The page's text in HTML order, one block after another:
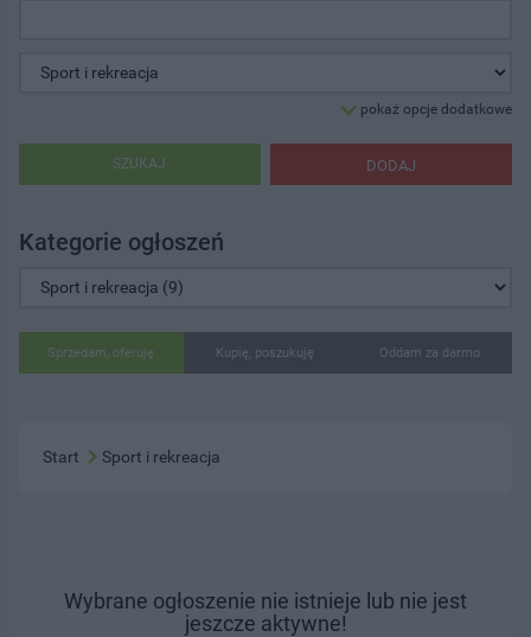
pokaż opcje dodatkowe
DODAJ
SZUKAJ
Kategorie ogłoszeń
Sprzedam, oferuję Kupię, poszukuję Oddam za darmo
Start Sport i rekreacja
Wybrane ogłoszenie nie istnieje lub nie jest
jeszcze aktywne!